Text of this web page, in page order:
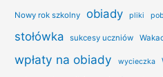
Nowy rok szkolny obiady pliki
stołówka sukcesy uczniów
wpłaty na obiady wycieczka